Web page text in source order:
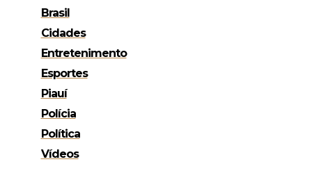
Brasil
Cidades
Entretenimento
Esportes
Piauí
Polícia
Política
Vídeos